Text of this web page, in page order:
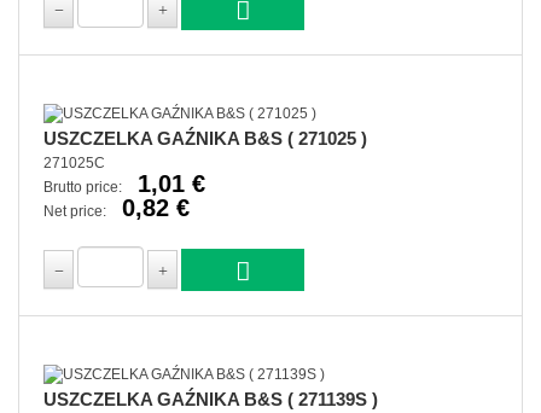
USZCZELKA GAŹNIKA B&S ( 271025 )
271025C
Brutto price:
1,01 €
Net price: 0,82 €
USZCZELKA GAŹNIKA B&S ( 271139S )